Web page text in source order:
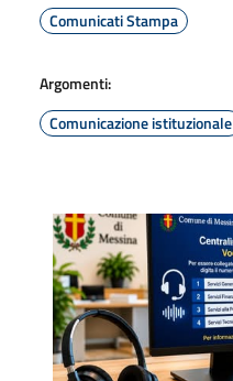
Comunicati Stampa
Argomenti:
Comunicazione istituzionale